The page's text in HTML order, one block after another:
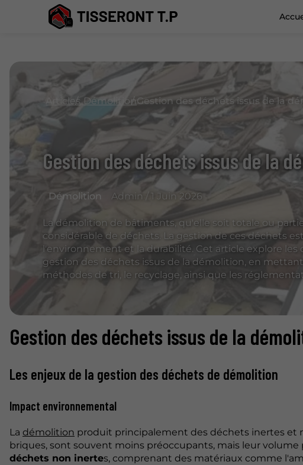
Articles Démolition
Gestion des déchets issus de la
Démolition Admin / 1 Juin 2026
La démolition de bâtiments, qu'elle soit totale ou
considérable de déchets. La gestion de ces déchets
l'environnement et la durabilité. Cet article explore les
gestion des déchets issus de la démolition, en
méthodes de tri, le recyclage, ainsi que les
Gestion des déchets issus de la
Les enjeux de la gestion des déchets de démolition
Impact environnemental
La démolition produit principalement des déchets inertes et
briques, sont souvent moins préoccupants, mais leur
déchets non inertes, comprenant des matériaux comme